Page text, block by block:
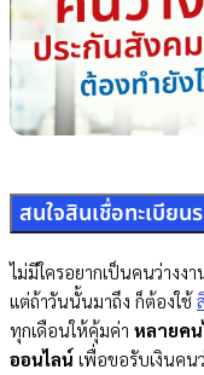
สนใจสินเชื่อทะเบียน
ไม่มีใครอยากเป็นคนว่าง
แต่ถ้าวันนั้นมาถึง ก็ต้องใช้
ทุกเดือนให้คุ้มค่า หลายคน
ออนไลน์ เพื่อขอรับเงินค